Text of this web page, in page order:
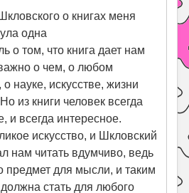
о книгах меня
одна
о том, что книга дает нам
о чем, о любом
науке, искусстве, жизни
из книги человек всегда
и всегда интересное.
искусство, и Шкловский
нам читать вдумчиво, ведь
предмет для мысли, и таким
стать для любого